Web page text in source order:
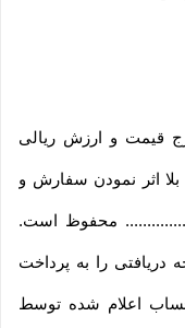
قیمت و ارزش ریالی
اثر نمودن سفارش و
محفوظ است.
را به پرداخت
کاری به حساب اعلام شده توسط